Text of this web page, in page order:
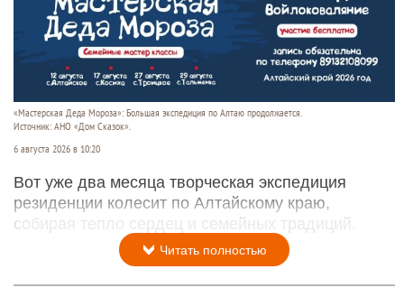
«Мастерская Деда Мороза»: Большая экспедиция по Алтаю продолжается.
Источник: АНО «Дом Сказок».
6 августа 2026 в 10:20
Вот уже два месяца творческая экспедиция
резиденции колесит по Алтайскому краю,
собирая тепло сердец и семейных традиций.
Читать полностью